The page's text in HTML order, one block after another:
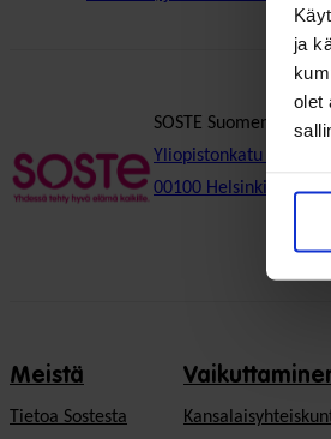
ja
olet
SOSTE Suomen
Yliopistonkatu 5
00100 Helsinki
Meistä
Tietoa Sostesta